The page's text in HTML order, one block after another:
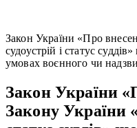
Закон України «Про
судоустрій і статус
умовах воєнного чи
Закон України
Закону України